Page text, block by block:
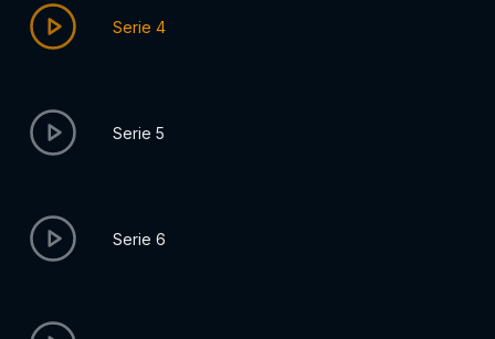
Serie 4
Serie 5
Serie 6